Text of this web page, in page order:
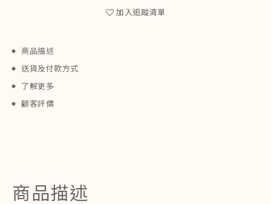
加入追蹤清單
商品描述
送貨及付款方式
了解更多
顧客評價
商品描述